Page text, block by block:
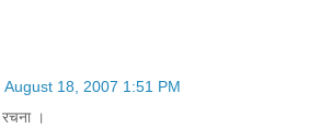
August 18, 2007 1:51 PM
।